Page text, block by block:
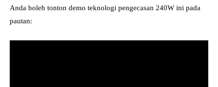
Anda boleh tonton demo teknologi pengecasan 240W ini pada
pautan: